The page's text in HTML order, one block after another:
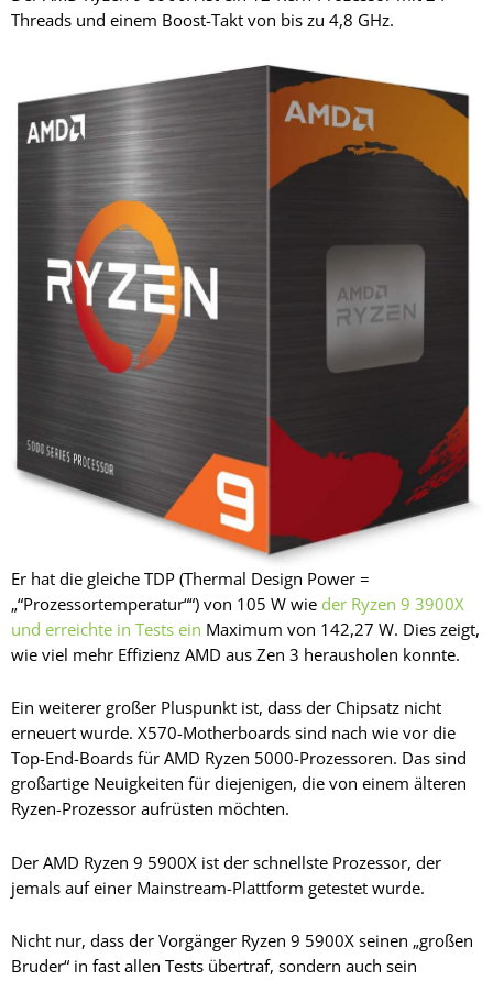
Threads und einem Boost-Takt von bis zu 4,8 GHz.
Er hat die gleiche TDP (Thermal Design Power =
„“Prozessortemperatur““) von 105 W wie der Ryzen 9 3900X
und erreichte in Tests ein Maximum von 142,27 W. Dies zeigt,
wie viel mehr Effizienz AMD aus Zen 3 herausholen konnte.
Ein weiterer großer Pluspunkt ist, dass der Chipsatz nicht
erneuert wurde. X570-Motherboards sind nach wie vor die
Top-End-Boards für AMD Ryzen 5000-Prozessoren. Das sind
großartige Neuigkeiten für diejenigen, die von einem älteren
Ryzen-Prozessor aufrüsten möchten.
Der AMD Ryzen 9 5900X ist der schnellste Prozessor, der
jemals auf einer Mainstream-Plattform getestet wurde.
Nicht nur, dass der Vorgänger Ryzen 9 5900X seinen „großen
Bruder“ in fast allen Tests übertraf, sondern auch sein